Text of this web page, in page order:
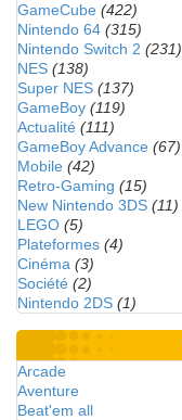
GameCube (422)
Nintendo 64 (315)
Nintendo Switch 2 (231)
NES (138)
Super NES (137)
GameBoy (119)
Actualité (111)
GameBoy Advance (67)
Mobile (42)
Retro-Gaming (15)
New Nintendo 3DS (11)
LEGO (5)
Plateformes (4)
Cinéma (3)
Société (2)
Nintendo 2DS (1)
Arcade
Aventure
Beat'em all